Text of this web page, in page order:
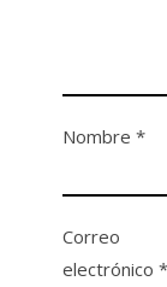
Nombre*
Correo
electrónico*